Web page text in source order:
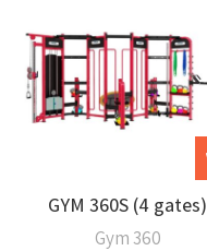
GYM 360S (4 gates)
Gym 360